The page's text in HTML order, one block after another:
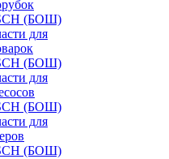
(БОШ)
для
(БОШ)
для
(БОШ)
для
(БОШ)